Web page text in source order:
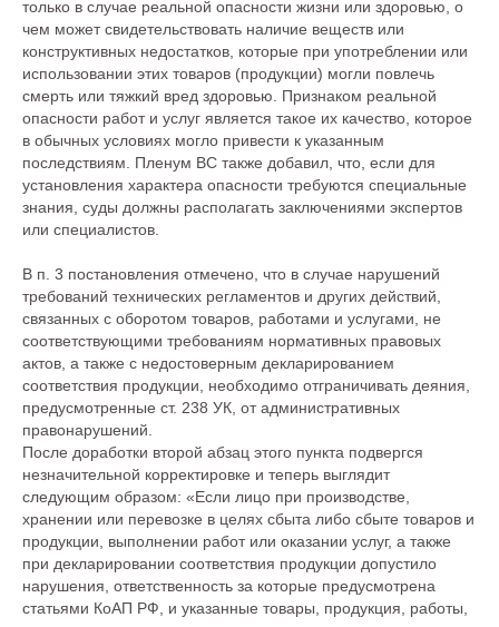
только в случае реальной опасности жизни или здоровью, о
чем может свидетельствовать наличие веществ или
конструктивных недостатков, которые при употреблении или
использовании этих товаров (продукции) могли повлечь
смерть или тяжкий вред здоровью. Признаком реальной
опасности работ и услуг является такое их качество, которое
в обычных условиях могло привести к указанным
последствиям. Пленум ВС также добавил, что, если для
установления характера опасности требуются специальные
знания, суды должны располагать заключениями экспертов
или специалистов.
В п. 3 постановления отмечено, что в случае нарушений
требований технических регламентов и других действий,
связанных с оборотом товаров, работами и услугами, не
соответствующими требованиям нормативных правовых
актов, а также с недостоверным декларированием
соответствия продукции, необходимо отграничивать деяния,
предусмотренные ст. 238 УК, от административных
правонарушений.
После доработки второй абзац этого пункта подвергся
незначительной корректировке и теперь выглядит
следующим образом: «Если лицо при производстве,
хранении или перевозке в целях сбыта либо сбыте товаров и
продукции, выполнении работ или оказании услуг, а также
при декларировании соответствия продукции допустило
нарушения, ответственность за которые предусмотрена
статьями КоАП РФ, и указанные товары, продукция, работы,